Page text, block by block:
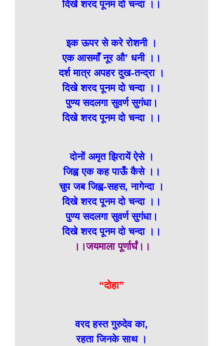
दिखे शरद पूनम दो चन्दा ।।
इक ऊपर से करे रोशनी ।
एक आसमाँ नूर औ’ धनी ।।
दर्श मात्र अपहर दुख-तन्द्रा ।
दिखे शरद पूनम दो चन्दा ।।
पुण्य सदलगा सुवर्ण सुगंधा।
दिखे शरद पूनम दो चन्दा ।।
दोनों अमृत झिरायें ऐसे ।
जिह्व एक कह पाऊँ कैसे ।।
चुप जब जिह्व-सहस, नागेन्दा ।
दिखे शरद पूनम दो चन्दा ।।
पुण्य सदलगा सुवर्ण सुगंधा।
दिखे शरद पूनम दो चन्दा ।।
।।जयमाला पूर्णार्घं।।
“दोहा”
वरद हस्त गुरुदेव का,
रहता जिनके साथ ।